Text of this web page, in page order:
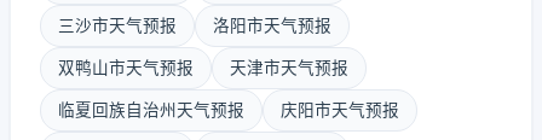
三沙市天气预报 洛阳市天气预报
双鸭山市天气预报 天津市天气预报
临夏回族自治州天气预报 庆阳市天气预报